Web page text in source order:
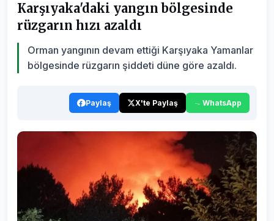
Karşıyaka'daki yangın bölgesinde
rüzgarın hızı azaldı
Orman yangının devam ettiği Karşıyaka Yamanlar
bölgesinde rüzgarın şiddeti düne göre azaldı.
Paylaş X'te Paylaş WhatsApp